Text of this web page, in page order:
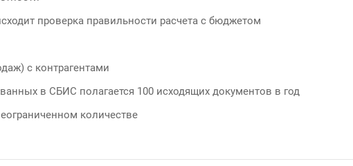
проверка правильности расчета с бюджетом
с контрагентами
в СБИС полагается 100 исходящих документов в год
количестве